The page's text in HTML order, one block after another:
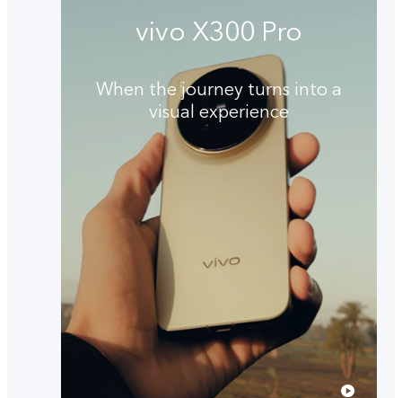
vivo X300 Pro
When the journey turns into a
visual experience